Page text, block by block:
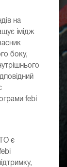
на
імідж
боку,
febi
є